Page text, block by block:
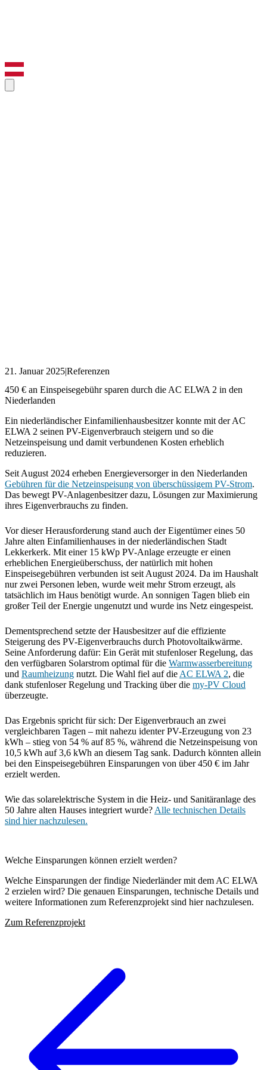
21. Januar 2025|Referenzen
450 € an Einspeisegebühr sparen durch die AC ELWA 2 in den
Niederlanden
Ein niederländischer Einfamilienhausbesitzer konnte mit der AC
ELWA 2 seinen PV-Eigenverbrauch steigern und so die
Netzeinspeisung und damit verbundenen Kosten erheblich
reduzieren.
Seit August 2024 erheben Energieversorger in den Niederlanden
Gebühren für die Netzeinspeisung von überschüssigem PV-Strom.
Das bewegt PV-Anlagenbesitzer dazu, Lösungen zur Maximierung
ihres Eigenverbrauchs zu finden.
Vor dieser Herausforderung stand auch der Eigentümer eines 50
Jahre alten Einfamilienhauses in der niederländischen Stadt
Lekkerkerk. Mit einer 15 kWp PV-Anlage erzeugte er einen
erheblichen Energieüberschuss, der natürlich mit hohen
Einspeisegebühren verbunden ist seit August 2024. Da im Haushalt
nur zwei Personen leben, wurde weit mehr Strom erzeugt, als
tatsächlich im Haus benötigt wurde. An sonnigen Tagen blieb ein
großer Teil der Energie ungenutzt und wurde ins Netz eingespeist.
Dementsprechend setzte der Hausbesitzer auf die effiziente
Steigerung des PV-Eigenverbrauchs durch Photovoltaikwärme.
Seine Anforderung dafür: Ein Gerät mit stufenloser Regelung, das
den verfügbaren Solarstrom optimal für die Warmwasserbereitung
und Raumheizung nutzt. Die Wahl fiel auf dieAC ELWA 2, die
dank stufenloser Regelung und Tracking über die my-PV Cloud
überzeugte.
Das Ergebnis spricht für sich: Der Eigenverbrauch an zwei
vergleichbaren Tagen – mit nahezu identer PV-Erzeugung von 23
kWh – stieg von 54 % auf 85 %, während die Netzeinspeisung von
10,5 kWh auf 3,6 kWh an diesem Tag sank. Dadurch könnten allein
bei den Einspeisegebühren Einsparungen von über 450 € im Jahr
erzielt werden.
Wie das solarelektrische System in die Heiz- und Sanitäranlage des
50 Jahre alten Hauses integriert wurde?Alle technischen Details
sind hier nachzulesen.
Welche Einsparungen können erzielt werden?
Welche Einsparungen der findige Niederländer mit dem AC ELWA
2 erzielen wird? Die genauen Einsparungen, technische Details und
weitere Informationen zum Referenzprojekt sind hier nachzulesen.
Zum Referenzprojekt